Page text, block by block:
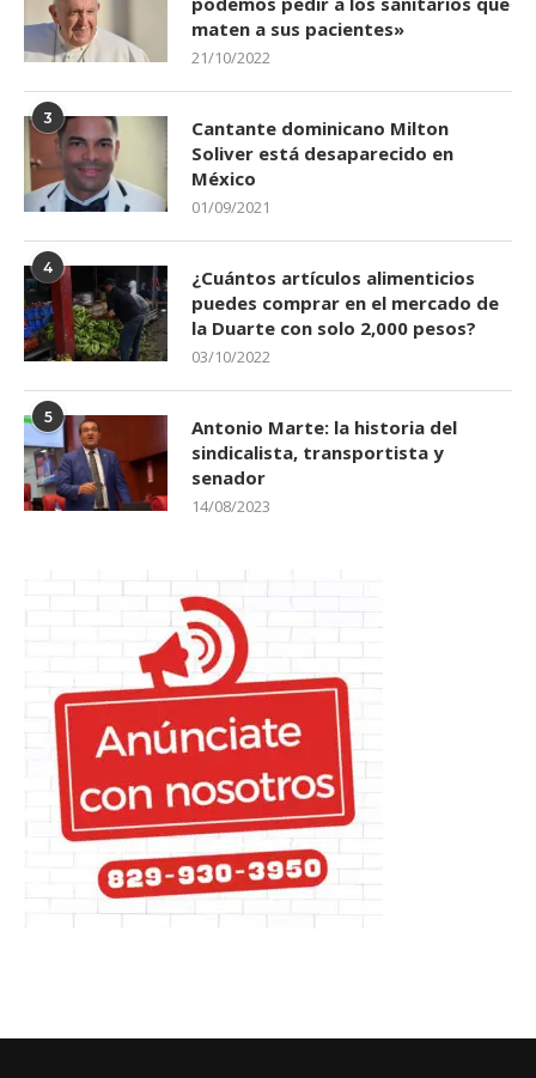
maten a sus pacientes»
21/10/2022
3
Cantante dominicano Milton
Soliver está desaparecido en
México
01/09/2021
4
¿Cuántos artículos alimenticios
puedes comprar en el mercado de
la Duarte con solo 2,000 pesos?
03/10/2022
5
Antonio Marte: la historia del
sindicalista, transportista y
senador
14/08/2023